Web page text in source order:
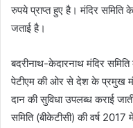
रुपये प्राप्त हुए है। मंदिर समिति
जताई है।
बदरीनाथ-केदारनाथ मंदिर समिति
पेटीएम की ओर से देश के प्रमुख
दान की सुविधा उपलब्ध कराई
समिति (बीकेटीसी) की वर्ष